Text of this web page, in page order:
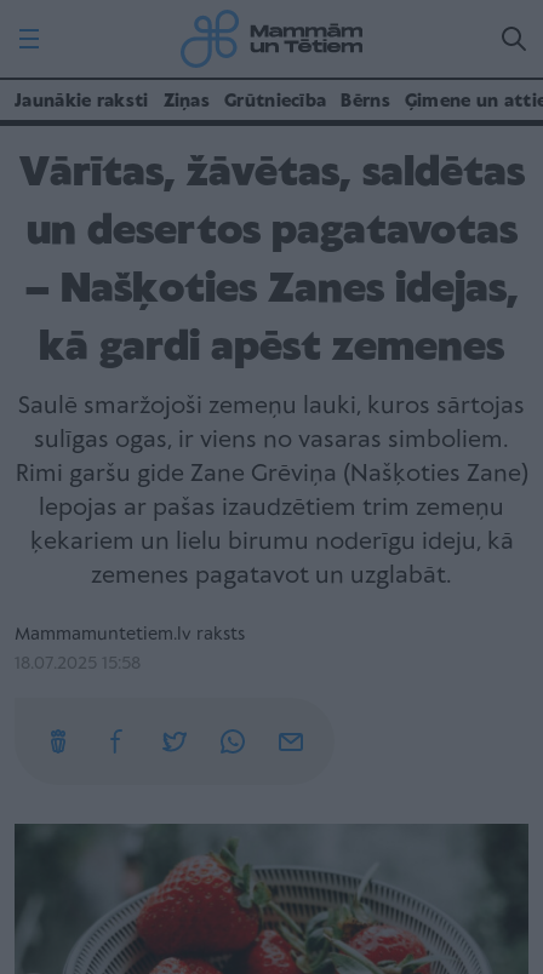
Jaunākie raksti Ziņas Grūtniecība Bērns Ģimene un
Vārītas, žāvētas, saldētas
un desertos pagatavotas
– Našķoties Zanes idejas,
kā gardi apēst zemenes
Saulē smaržojoši zemeņu lauki, kuros sārtojas
sulīgas ogas, ir viens no vasaras simboliem.
Rimi garšu gide Zane Grēviņa (Našķoties Zane)
lepojas ar pašas izaudzētiem trim zemeņu
ķekariem un lielu birumu noderīgu ideju, kā
zemenes pagatavot un uzglabāt.
Mammamuntetiem.lv raksts
18.07.2025 15:58